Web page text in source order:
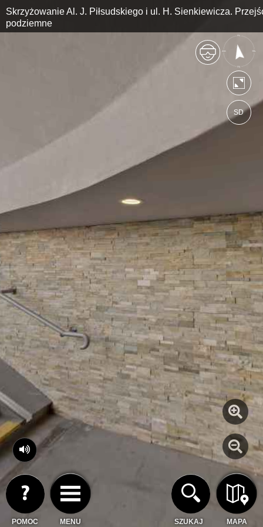
https://bialystok.wkraj.pl
Skrzyżowanie Al. J. Piłsudskiego i ul. H. Sienkiewicza.
podziemne
MENU MAPA
POMOC
SD
SZUKAJ